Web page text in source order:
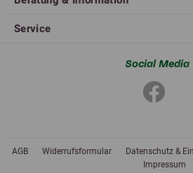
Service
Social Media
AGB Widerrufsformular Datenschutz &
Impressum